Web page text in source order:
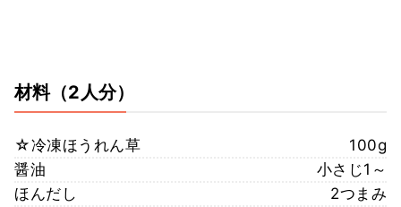
材料（2人分）
☆冷凍ほうれん草
100g
醤油
小さじ1～
ほんだし
2つまみ